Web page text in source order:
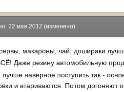
22 мая 2012 (изменено)
макароны, чай, дошираки
Даже резину автомобильную
лучше наверное поступить так -
и втариваются. Потом догоняют